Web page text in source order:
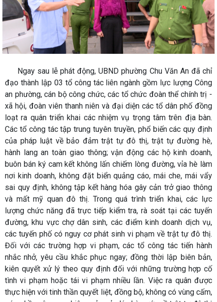
Ngay sau lễ phát động, UBND phường Chu Văn An đã chỉ
đạo thành lập 03 tổ công tác liên ngành gồm lực lượng Công
an phường, cán bộ công chức, các tổ chức đoàn thể chính trị -
xã hội, đoàn viên thanh niên và đại diện các tổ dân phố đồng
loạt ra quân triển khai các nhiệm vụ trọng tâm trên địa bàn.
Các tổ công tác tập trung tuyên truyền, phổ biến các quy định
của pháp luật về bảo đảm trật tự đô thị, trật tự đường hè,
hành lang an toàn giao thông; vận động các hộ kinh doanh,
buôn bán ký cam kết không lấn chiếm lòng đường, vỉa hè làm
nơi kinh doanh, không đặt biển quảng cáo, mái che, mái vẩy
sai quy định, không tập kết hàng hóa gây cản trở giao thông
và mất mỹ quan đô thị. Trong quá trình triển khai, các lực
lượng chức năng đã trực tiếp kiểm tra, rà soát tại các tuyến
đường, khu vực chợ dân sinh, các điểm kinh doanh dịch vụ,
các tuyến phố có nguy cơ phát sinh vi phạm về trật tự đô thị.
Đối với các trường hợp vi phạm, các tổ công tác tiến hành
nhắc nhở, yêu cầu khắc phục ngay; đồng thời lập biên bản,
kiên quyết xử lý theo quy định đối với những trường hợp cố
tình vi phạm hoặc tái vi phạm nhiều lần. Việc ra quân được
thực hiện với tinh thần quyết liệt, đồng bộ, không có vùng cấm,